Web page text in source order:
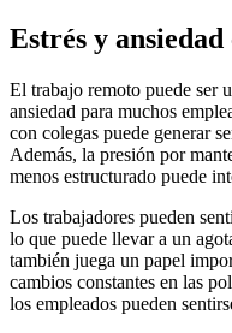
Estrés y
El trabajo remoto puede ser
ansiedad para muchos
con colegas puede generar
Además, la presión por
menos estructurado puede
Los trabajadores pueden
lo que puede llevar a un
también juega un papel
cambios constantes en las
los empleados pueden